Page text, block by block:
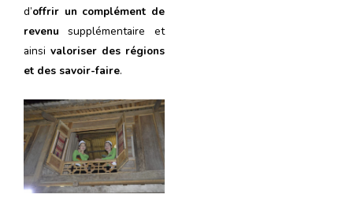
d’offrir un complément de
revenu supplémentaire et
ainsi valoriser des régions
et des savoir-faire.